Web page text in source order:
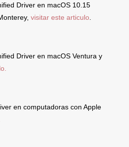
Driver en macOS 10.15
visitar este articulo
Driver en macOS Ventura y
en computadoras con Apple